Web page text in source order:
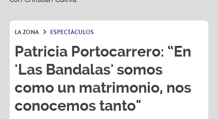
LA ZONA ESPECTÁCULOS
Patricia Portocarrero: “En
'Las Bandalas' somos
como un matrimonio, nos
conocemos tanto"